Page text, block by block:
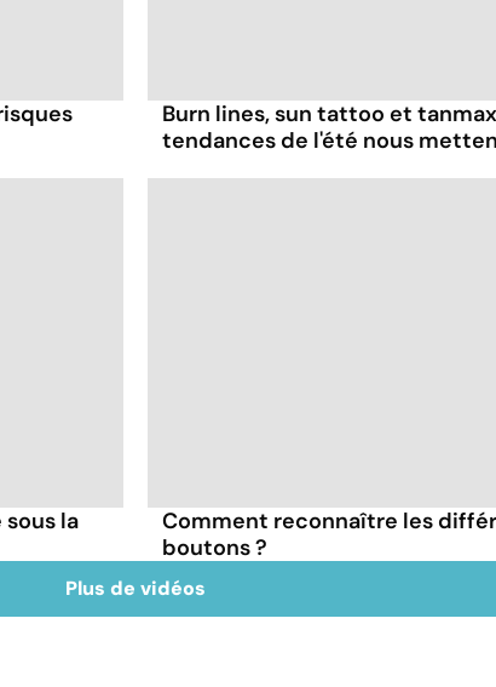
Burn lines, sun tattoo et
tendances de l'été nous
la
Comment reconnaître les
boutons ?
Plus de vidéos